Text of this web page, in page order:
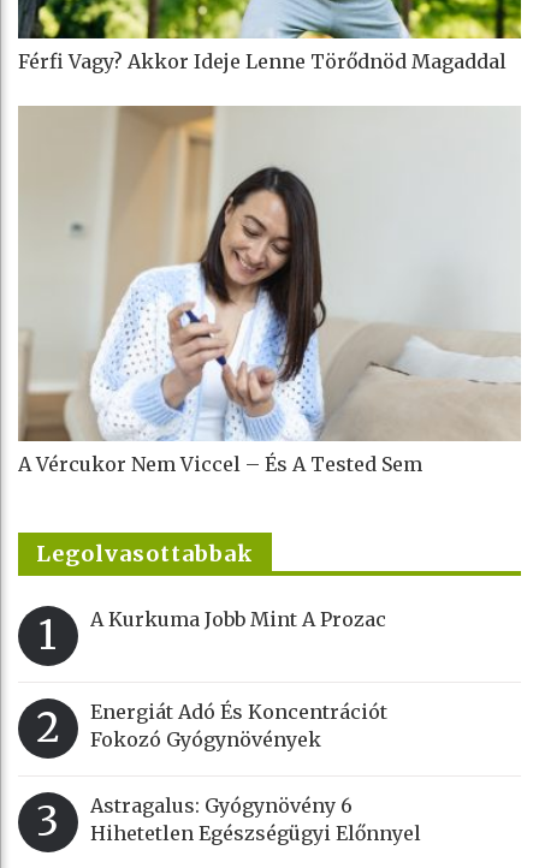
Férfi Vagy? Akkor Ideje Lenne Törődnöd Magaddal
A Vércukor Nem Viccel – És A Tested Sem
Legolvasottabbak
1 A Kurkuma Jobb Mint A Prozac
2
Energiát Adó És Koncentrációt
Fokozó Gyógynövények
3
Astragalus: Gyógynövény 6
Hihetetlen Egészségügyi Előnnyel